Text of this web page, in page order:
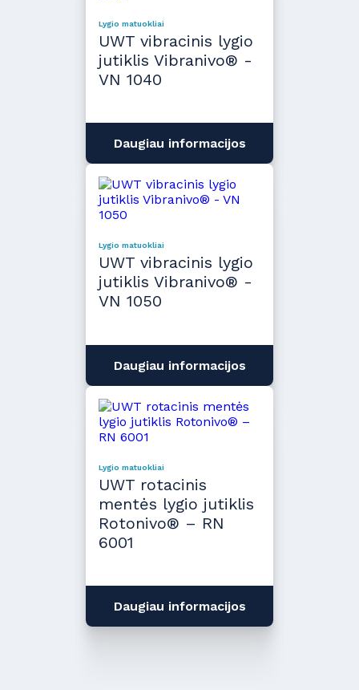
Lygio matuokliai
UWT vibracinis lygio
jutiklis Vibranivo® -
VN 1040
Daugiau informacijos
Lygio matuokliai
UWT vibracinis lygio
jutiklis Vibranivo® -
VN 1050
Daugiau informacijos
Lygio matuokliai
UWT rotacinis
mentės lygio jutiklis
Rotonivo® – RN
6001
Daugiau informacijos